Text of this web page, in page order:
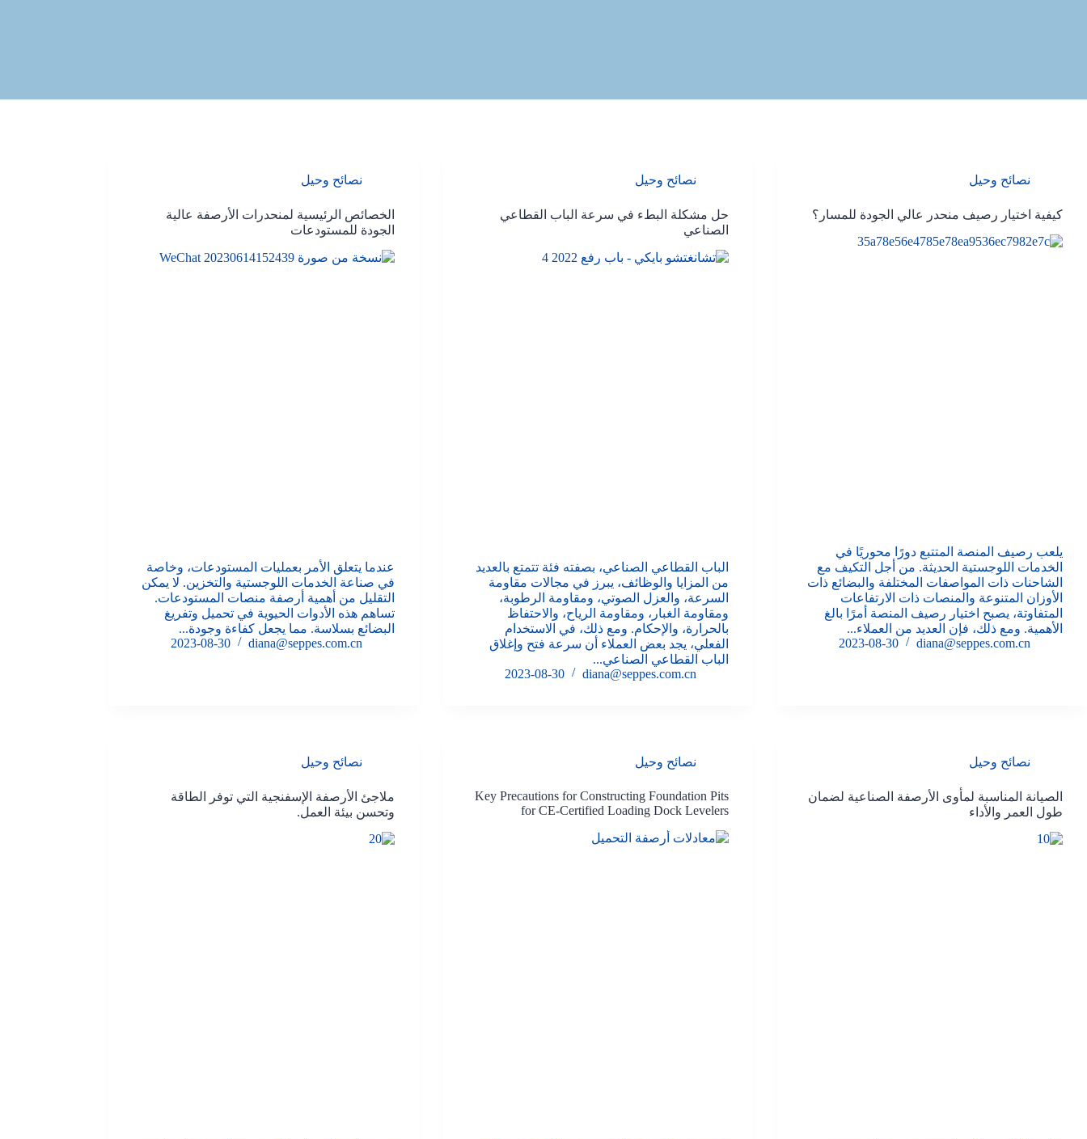
نصائح وحيل
كيفية اختيار رصيف منحدر عالي الجودة للمسار؟
يلعب رصيف المنصة المتتبع دورًا محوريًا في
الخدمات اللوجستية الحديثة. من أجل التكيف مع
الشاحنات ذات المواصفات المختلفة والبضائع ذات
الأوزان المتنوعة والمنصات ذات الارتفاعات
المتفاوتة، يصبح اختيار رصيف المنصة أمرًا بالغ
الأهمية. ومع ذلك، فإن العديد من العملاء...
diana@seppes.com.cn
2023-08-30
نصائح وحيل
حل مشكلة البطء في سرعة الباب القطاعي
الصناعي
الباب القطاعي الصناعي، بصفته فئة تتمتع بالعديد
من المزايا والوظائف، يبرز في مجالات مقاومة
السرعة، والعزل الصوتي، ومقاومة الرطوبة،
ومقاومة الغبار، ومقاومة الرياح، والاحتفاظ
بالحرارة، والإحكام. ومع ذلك، في الاستخدام
الفعلي، يجد بعض العملاء أن سرعة فتح وإغلاق
الباب القطاعي الصناعي...
diana@seppes.com.cn
2023-08-30
نصائح وحيل
الخصائص الرئيسية لمنحدرات الأرصفة عالية
الجودة للمستودعات
عندما يتعلق الأمر بعمليات المستودعات، وخاصة
في صناعة الخدمات اللوجستية والتخزين. لا يمكن
التقليل من أهمية أرصفة منصات المستودعات.
تساهم هذه الأدوات الحيوية في تحميل وتفريغ
البضائع بسلاسة. مما يجعل كفاءة وجودة...
diana@seppes.com.cn
2023-08-30
نصائح وحيل
الصيانة المناسبة لمأوى الأرصفة الصناعية لضمان
طول العمر والأداء
نصائح وحيل
Key Precautions for Constructing Foundation Pits
for CE-Certified Loading Dock Levelers
نصائح وحيل
ملاجئ الأرصفة الإسفنجية التي توفر الطاقة
وتحسن بيئة العمل.